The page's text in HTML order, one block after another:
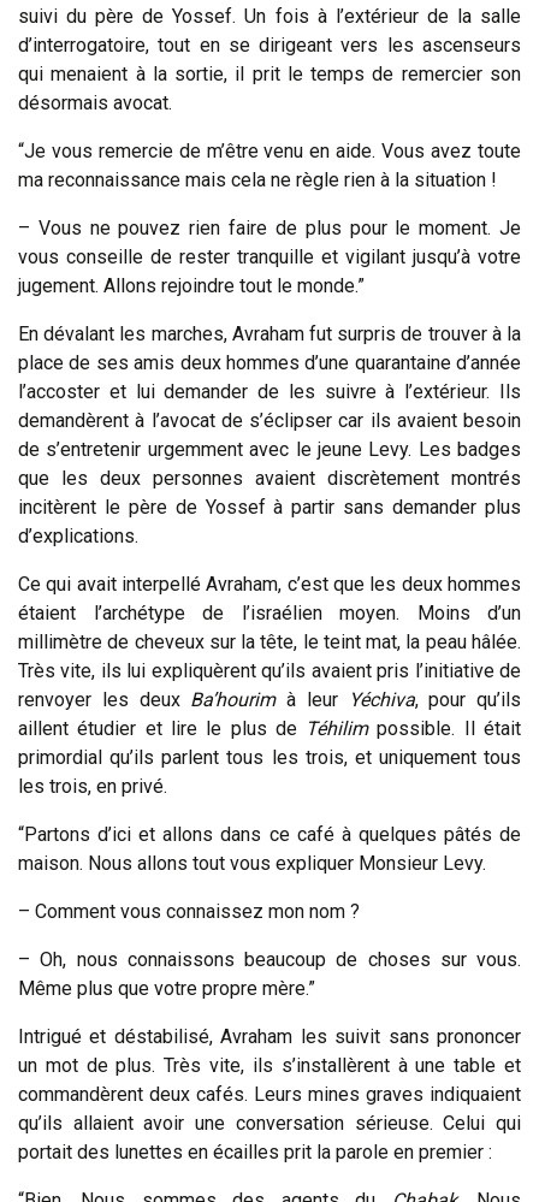
suivi du père de Yossef. Un fois à l’extérieur de la salle
d’interrogatoire, tout en se dirigeant vers les ascenseurs
qui menaient à la sortie, il prit le temps de remercier son
désormais avocat.
“Je vous remercie de m’être venu en aide. Vous avez toute
ma reconnaissance mais cela ne règle rien à la situation !
– Vous ne pouvez rien faire de plus pour le moment. Je
vous conseille de rester tranquille et vigilant jusqu’à votre
jugement. Allons rejoindre tout le monde.”
En dévalant les marches, Avraham fut surpris de trouver à la
place de ses amis deux hommes d’une quarantaine d’année
l’accoster et lui demander de les suivre à l’extérieur. Ils
demandèrent à l’avocat de s’éclipser car ils avaient besoin
de s’entretenir urgemment avec le jeune Levy. Les badges
que les deux personnes avaient discrètement montrés
incitèrent le père de Yossef à partir sans demander plus
d’explications.
Ce qui avait interpellé Avraham, c’est que les deux hommes
étaient l’archétype de l’israélien moyen. Moins d’un
millimètre de cheveux sur la tête, le teint mat, la peau hâlée.
Très vite, ils lui expliquèrent qu’ils avaient pris l’initiative de
renvoyer les deux Ba’hourim à leur Yéchiva, pour qu’ils
aillent étudier et lire le plus de Téhilimpossible. Il était
primordial qu’ils parlent tous les trois, et uniquement tous
les trois, en privé.
“Partons d’ici et allons dans ce café à quelques pâtés de
maison. Nous allons tout vous expliquer Monsieur Levy.
– Comment vous connaissez mon nom ?
– Oh, nous connaissons beaucoup de choses sur vous.
Même plus que votre propre mère.”
Intrigué et déstabilisé, Avraham les suivit sans prononcer
un mot de plus. Très vite, ils s’installèrent à une table et
commandèrent deux cafés. Leurs mines graves indiquaient
qu’ils allaient avoir une conversation sérieuse. Celui qui
portait des lunettes en écailles prit la parole en premier :